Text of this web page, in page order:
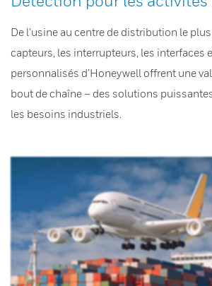
De l’usine au centre de distribution le
capteurs, les interrupteurs, les interfaces
personnalisés d’Honeywell offrent une
bout de chaîne – des solutions
les besoins industriels.